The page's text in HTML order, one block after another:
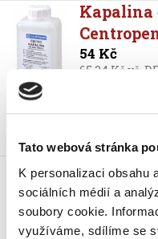
Tato webová stránka
K personalizaci obsahu
sociálních médií a
soubory cookie.
využíváme, sdílíme se
Kapalina
54 Kč
65,34 Kč vč.
Skladem
Kapalina
Logo,
115 Kč
139,15 Kč vč.